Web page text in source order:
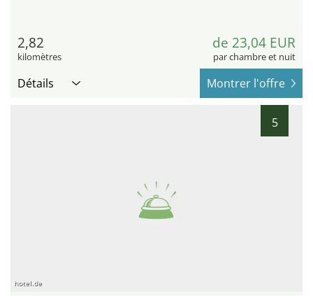
2,82
kilomètres
de 23,04 EUR
par chambre et nuit
Détails Montrer l'offre
5
hotel.de